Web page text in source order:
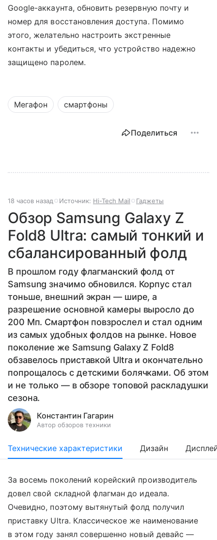
Google-аккаунта, обновить резервную почту и
номер для восстановления доступа. Помимо
этого, желательно настроить экстренные
контакты и убедиться, что устройство надежно
защищено паролем.
Мегафон смартфоны
Поделиться
18 часов назад Источник: Hi-Tech Mail Гаджеты
Обзор Samsung Galaxy Z
Fold8 Ultra: самый тонкий и
сбалансированный фолд
В прошлом году флагманский фолд от
Samsung значимо обновился. Корпус стал
тоньше, внешний экран — шире, а
разрешение основной камеры выросло до
200 Мп. Смартфон повзрослел и стал одним
из самых удобных фолдов на рынке. Новое
поколение же Samsung Galaxy Z Fold8
обзавелось приставкой Ultra и окончательно
попрощалось с детскими болячками. Об этом
и не только — в обзоре топовой раскладушки
сезона.
Константин Гагарин
Автор обзоров техники
Технические характеристики Дизайн
За восемь поколений корейский производитель
довел свой складной флагман до идеала.
Очевидно, поэтому вытянутый фолд получил
приставку Ultra. Классическое же наименование
в этом году занял совершенно новый девайс —